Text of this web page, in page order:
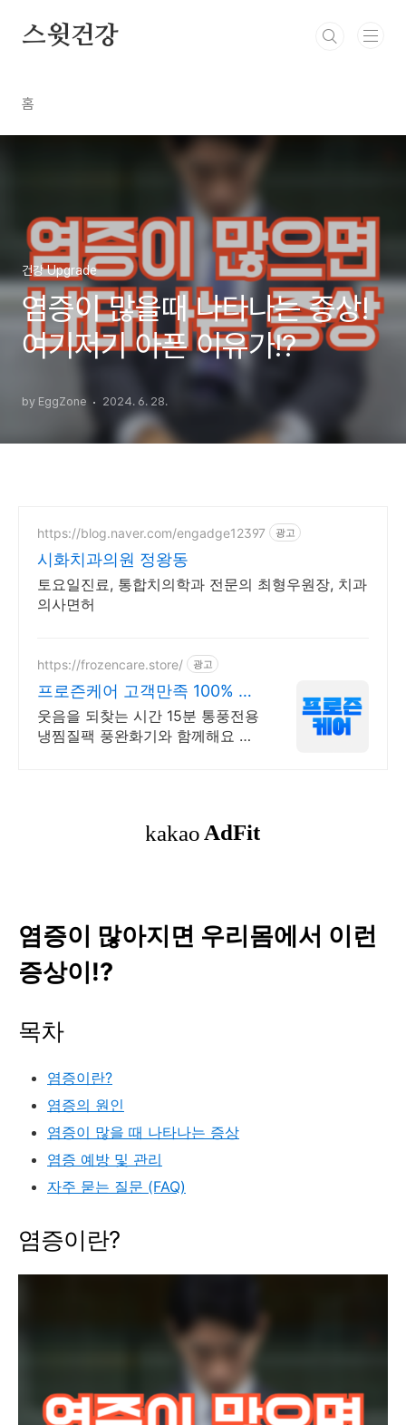
스윗건강
홈
건강 Upgrade
염증이 많을때 나타나는 증상!
여기저기 아픈 이유가!?
by EggZone 2024. 6. 28.
https://blog.naver.com/engadge12397 광고
시화치과의원 정왕동
토요일진료, 통합치의학과 전문의 최형우원장, 치과
의사면허
https://frozencare.store/ 광고
프로즌케어 고객만족 100% 발
냉찜질기
웃음을 되찾는 시간 15분 통풍전용
냉찜질팩 풍완화기와 함께해요 냉
염증이 많아지면 우리몸에서 이런
증상이!?
목차
염증이란?
염증의 원인
염증이 많을 때 나타나는 증상
염증 예방 및 관리
자주 묻는 질문 (FAQ)
염증이란?